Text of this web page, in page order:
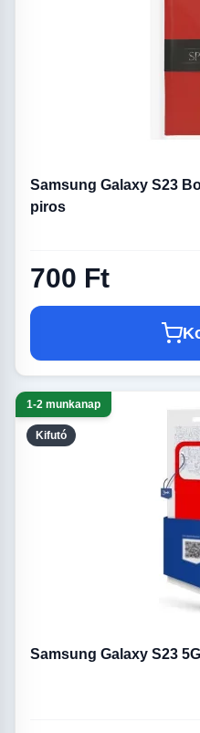
Samsung Galaxy S23
piros
700 Ft
Kifutó
1-2 munkanap
Samsung Galaxy S23